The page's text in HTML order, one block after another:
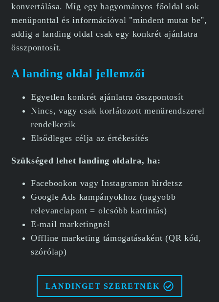
konvertálása. Míg egy hagyományos főoldal sok
menüponttal és információval "mindent mutat be",
addig a landing oldal csak egy konkrét ajánlatra
összpontosít.
A landing oldal jellemzői
Egyetlen konkrét ajánlatra összpontosít
Nincs, vagy csak korlátozott menürendszerel
rendelkezik
Elsődleges célja az értékesítés
Szükséged lehet landing oldalra, ha:
Facebookon vagy Instagramon hirdetsz
Google Ads kampányokhoz (nagyobb
relevanciapont = olcsóbb kattintás)
E-mail marketingnél
Offline marketing támogatásaként (QR kód,
szórólap)
LANDINGET SZERETNÉK